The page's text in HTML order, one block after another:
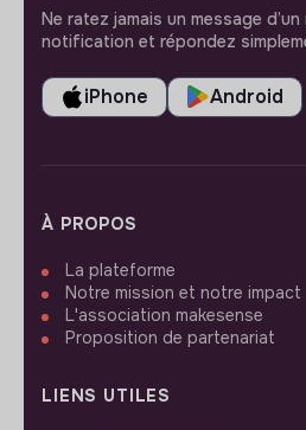
Ne ratez jamais un message
notification et répondez
iPhone Android
À PROPOS
La plateforme
Notre mission et notre impact
L'association makesense
Proposition de partenariat
LIENS UTILES